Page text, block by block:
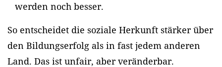
werden noch besser.
So entscheidet die soziale Herkunft stärker über
den Bildungserfolg als in fast jedem anderen
Land. Das ist unfair, aber veränderbar.